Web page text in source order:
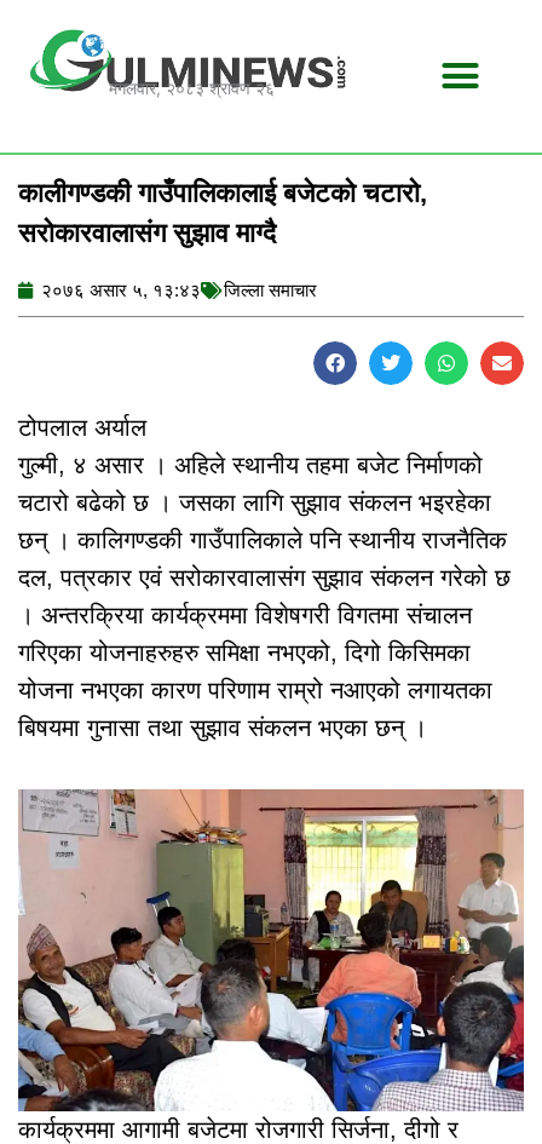
content
मंगलवार, २०८३ श्रावण २६
कालीगण्डकी गाउँपालिकालाई बजेटको चटारो,
सरोकारवालासंग सुझाव माग्दै
२०७६ असार ५, १३:४३ जिल्ला समाचार
टोपलाल अर्याल
गुल्मी, ४ असार । अहिले स्थानीय तहमा बजेट निर्माणको
चटारो बढेको छ । जसका लागि सुझाव संकलन भइरहेका
छन् । कालिगण्डकी गाउँपालिकाले पनि स्थानीय राजनैतिक
दल, पत्रकार एवं सरोकारवालासंग सुझाव संकलन गरेको छ
। अन्तरक्रिया कार्यक्रममा विशेषगरी विगतमा संचालन
गरिएका योजनाहरुहरु समिक्षा नभएको, दिगो किसिमका
योजना नभएका कारण परिणाम राम्रो नआएको लगायतका
बिषयमा गुनासा तथा सुझाव संकलन भएका छन् ।
कार्यक्रममा आगामी बजेटमा रोजगारी सिर्जना, दीगो र